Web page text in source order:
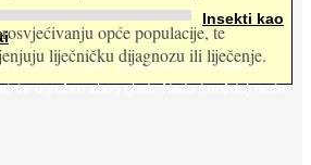
Insekti kao
FAO-a do 2050. godine život 9 milijardi
će ugrožen zbog gladi. Nadu (možda) nude
opće populacije, te
liječničku dijagnozu ili liječenje.